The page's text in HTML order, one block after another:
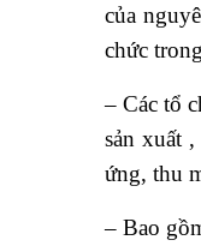
của
chức
– Các tổ
sản xuất
ứng, thu
– Bao